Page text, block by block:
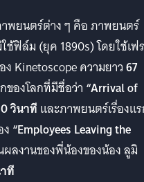
าพยนตร์ต่าง ๆ คือ ภาพยนตร์
ช้ฟิล์ม (ยุค 1890s) โดยใช้เฟ
Kinetoscope ความยาว67
ของโลกที่มีชื่อว่า “Arrival of
วินาที และภาพยนตร์เรื่องแ
“Employees Leaving the
ผลงานของพี่น้องของน้อง ลูมิ
ที